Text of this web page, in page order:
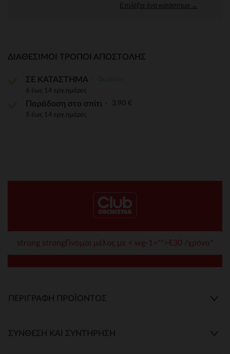
Επιλέξτε ένα κατάστημα →
ΔΙΑΘΈΣΙΜΟΙ ΤΡΌΠΟΙ ΑΠΟΣΤΟΛΉΣ
ΣΕ ΚΑΤΑΣΤΗΜΑ
6 έως 14 εργ.ημέρες
Παράδοση στο σπίτι 3,90 €
5 έως 14 εργ.ημέρες
strong strongΓίνομαι μέλος με < wg-1="">€30 /χρόνο*
ΠΕΡΙΓΡΑΦΉ ΠΡΟΪΌΝΤΟΣ
ΣΎΝΘΕΣΗ ΚΑΙ ΣΥΝΤΉΡΗΣΗ